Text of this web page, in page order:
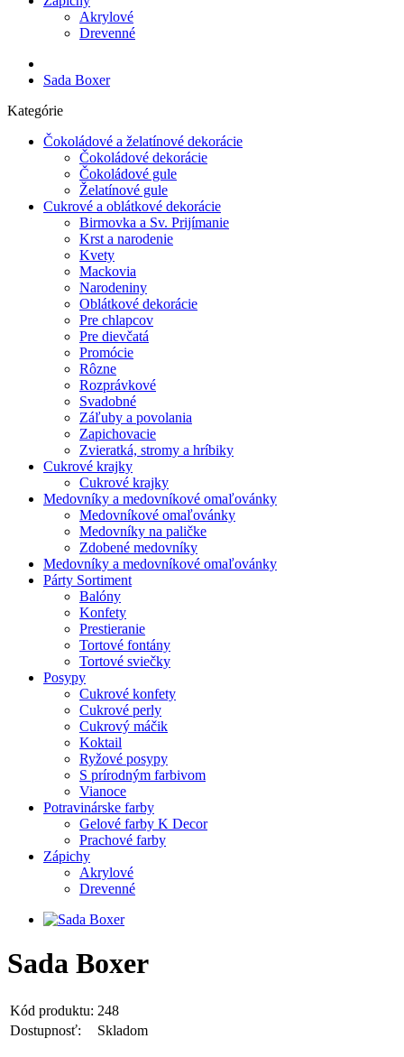
Akrylové
Drevenné
Sada Boxer
Kategórie
Čokoládové a želatínové dekorácie
Čokoládové dekorácie
Čokoládové gule
Želatínové gule
Cukrové a oblátkové dekorácie
Birmovka a Sv. Prijímanie
Krst a narodenie
Kvety
Mackovia
Narodeniny
Oblátkové dekorácie
Pre chlapcov
Pre dievčatá
Promócie
Rôzne
Rozprávkové
Svadobné
Záľuby a povolania
Zapichovacie
Zvieratká, stromy a hríbiky
Cukrové krajky
Cukrové krajky
Medovníky a medovníkové omaľovánky
Medovníkové omaľovánky
Medovníky na paličke
Zdobené medovníky
Medovníky a medovníkové omaľovánky
Párty Sortiment
Balóny
Konfety
Prestieranie
Tortové fontány
Tortové sviečky
Posypy
Cukrové konfety
Cukrové perly
Cukrový máčik
Koktail
Ryžové posypy
S prírodným farbivom
Vianoce
Potravinárske farby
Gelové farby K Decor
Prachové farby
Zápichy
Akrylové
Drevenné
Sada Boxer
Kód produktu: 248
Dostupnosť:
Skladom